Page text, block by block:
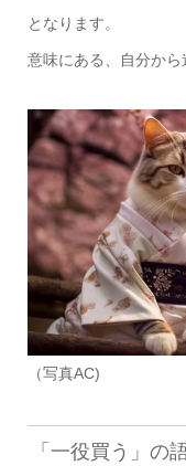
となります。
意味にある、自分から
（写真AC)
「一役買う」の